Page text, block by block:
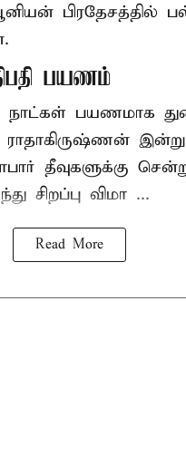
பிரதேசத்தில்
பயணம்
நாட்கள் பயணமாக
ராதாகிருஷ்ணன் இன்று
தீவுகளுக்கு
சிறப்பு விமா ...
Read More